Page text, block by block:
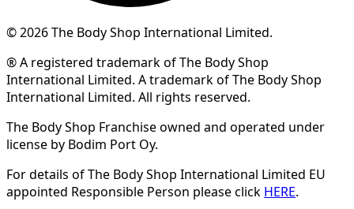
© 2026 The Body Shop International Limited.
® A registered trademark of The Body Shop
International Limited. A trademark of The Body Shop
International Limited. All rights reserved.
The Body Shop Franchise owned and operated under
license by Bodim Port Oy.
For details of The Body Shop International Limited EU
appointed Responsible Person please click HERE.